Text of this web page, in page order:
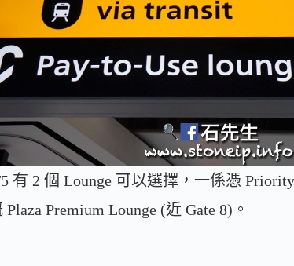
有 2 個 Lounge 可以選擇，一係憑
Premium Lounge (近 Gate 8)。